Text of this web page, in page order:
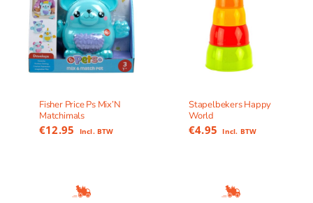
Fisher Price Ps Mix’N
Matchimals
€12.95 Incl. BTW
Stapelbekers Happy
World
€4.95 Incl. BTW